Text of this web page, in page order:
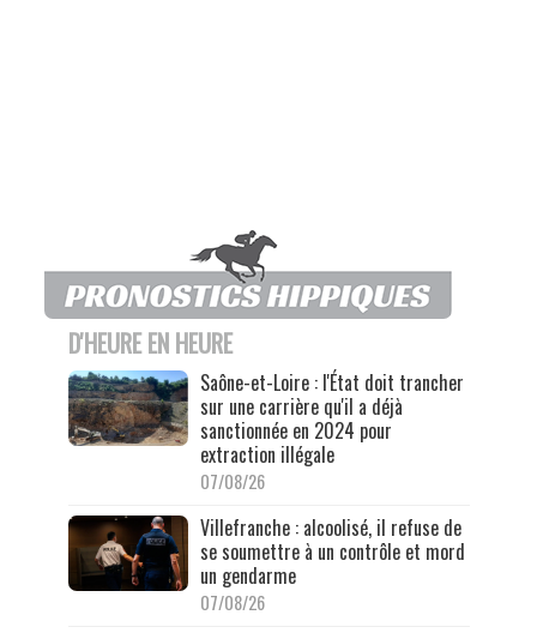
D'HEURE EN HEURE
Saône-et-Loire : l'État doit trancher
sur une carrière qu'il a déjà
sanctionnée en 2024 pour
extraction illégale
07/08/26
Villefranche : alcoolisé, il refuse de
se soumettre à un contrôle et mord
un gendarme
07/08/26